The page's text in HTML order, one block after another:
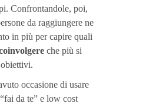
Confrontandole, poi,
da raggiungere ne
in più per capire quali
che più si
occasione di usare
da te” e low cost